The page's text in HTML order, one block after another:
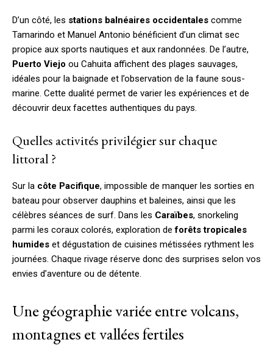
D’un côté, les stations balnéaires occidentales comme
Tamarindo et Manuel Antonio bénéficient d’un climat sec
propice aux sports nautiques et aux randonnées. De l’autre,
Puerto Viejo ou Cahuita affichent des plages sauvages,
idéales pour la baignade et l’observation de la faune sous-
marine. Cette dualité permet de varier les expériences et de
découvrir deux facettes authentiques du pays.
Quelles activités privilégier sur chaque
littoral ?
Sur la côte Pacifique, impossible de manquer les sorties en
bateau pour observer dauphins et baleines, ainsi que les
célèbres séances de surf. Dans les Caraïbes, snorkeling
parmi les coraux colorés, exploration deforêts tropicales
humides et dégustation de cuisines métissées rythment les
journées. Chaque rivage réserve donc des surprises selon vos
envies d’aventure ou de détente.
Une géographie variée entre volcans,
montagnes et vallées fertiles